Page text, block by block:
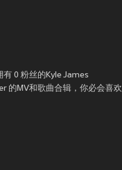
0 粉丝的Kyle James
的MV和歌曲合辑，你必会喜欢